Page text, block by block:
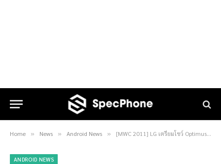
Home » News » Android News » [MWC 2011] LG เตรียมโชว์ Optimus 3D ที่ MWC 2011
ANDROID NEWS